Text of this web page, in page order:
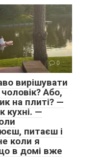
0
вирішувати
Або,
на плиті? —
кухні. —
питаєш і
коли я
в домі вже